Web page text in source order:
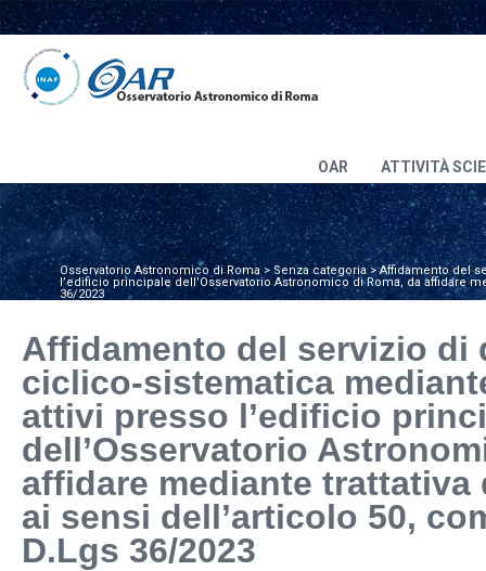
OAR ATTIVITÀ
Osservatorio Astronomico di Roma>Senza categoria>Affidamento del
l’edificio principale dell’Osservatorio Astronomico di Roma, da affidare
36/2023
Affidamento del servizio di
ciclico-sistematica
attivi presso l’edificio
dell’Osservatorio
affidare mediante trattativa
ai sensi dell’articolo 50,
D.Lgs 36/2023